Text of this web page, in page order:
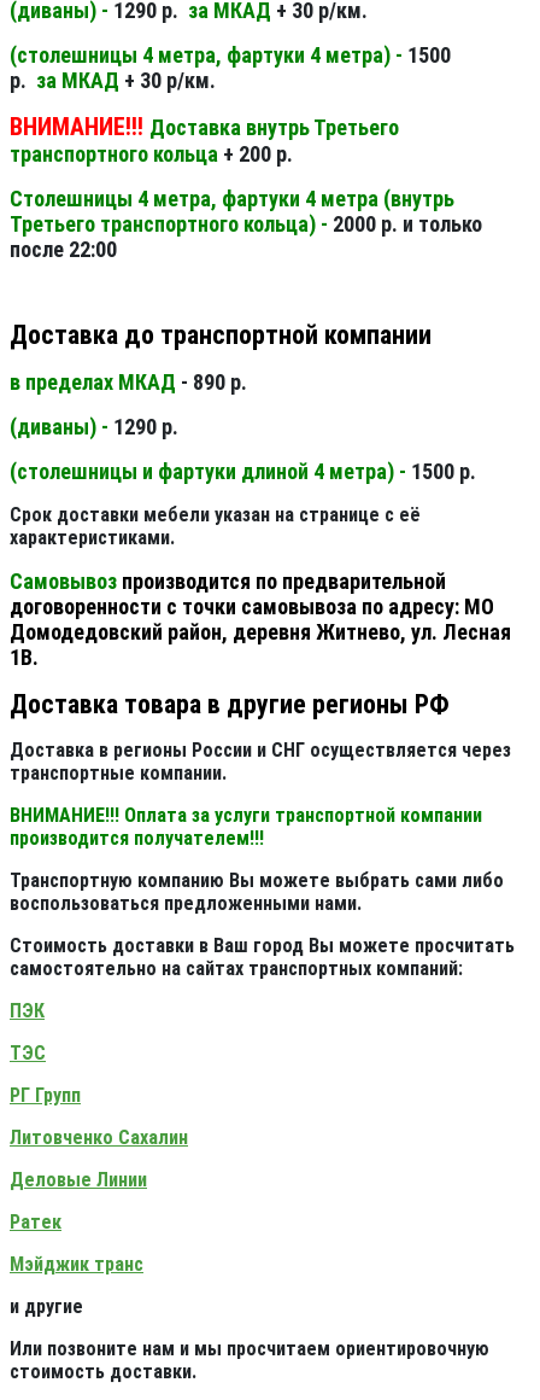
(диваны) - 1290 р. за МКАД + 30 р/км.
(столешницы 4 метра, фартуки 4 метра) - 1500
р. за МКАД + 30 р/км.
ВНИМАНИЕ!!! Доставка внутрь Третьего
транспортного кольца + 200 р.
Столешницы 4 метра, фартуки 4 метра (внутрь
Третьего транспортного кольца) - 2000 р. и только
после 22:00
Доставка до транспортной компании
в пределах МКАД - 890 р.
(диваны) - 1290 р.
(столешницы и фартуки длиной 4 метра) - 1500 р.
Срок доставки мебели указан на странице с её
характеристиками.
Самовывоз производится по предварительной
договоренности с точки самовывоза по адресу: МО
Домодедовский район, деревня Житнево, ул. Лесная
1В.
Доставка товара в другие регионы РФ
Доставка в регионы России и СНГ осуществляется через
транспортные компании.
ВНИМАНИЕ!!! Оплата за услуги транспортной компании
производится получателем!!!
Транспортную компанию Вы можете выбрать сами либо
воспользоваться предложенными нами.
Стоимость доставки в Ваш город Вы можете просчитать
самостоятельно на сайтах транспортных компаний:
ПЭК
ТЭС
РГ Групп
Литовченко Сахалин
Деловые Линии
Ратек
Мэйджик транс
и другие
Или позвоните нам и мы просчитаем ориентировочную
стоимость доставки.